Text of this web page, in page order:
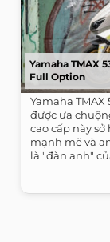
Yamaha TMAX
Full Option
Yamaha
được ưa
cao cấp này
mạnh mẽ và
là "đàn anh"